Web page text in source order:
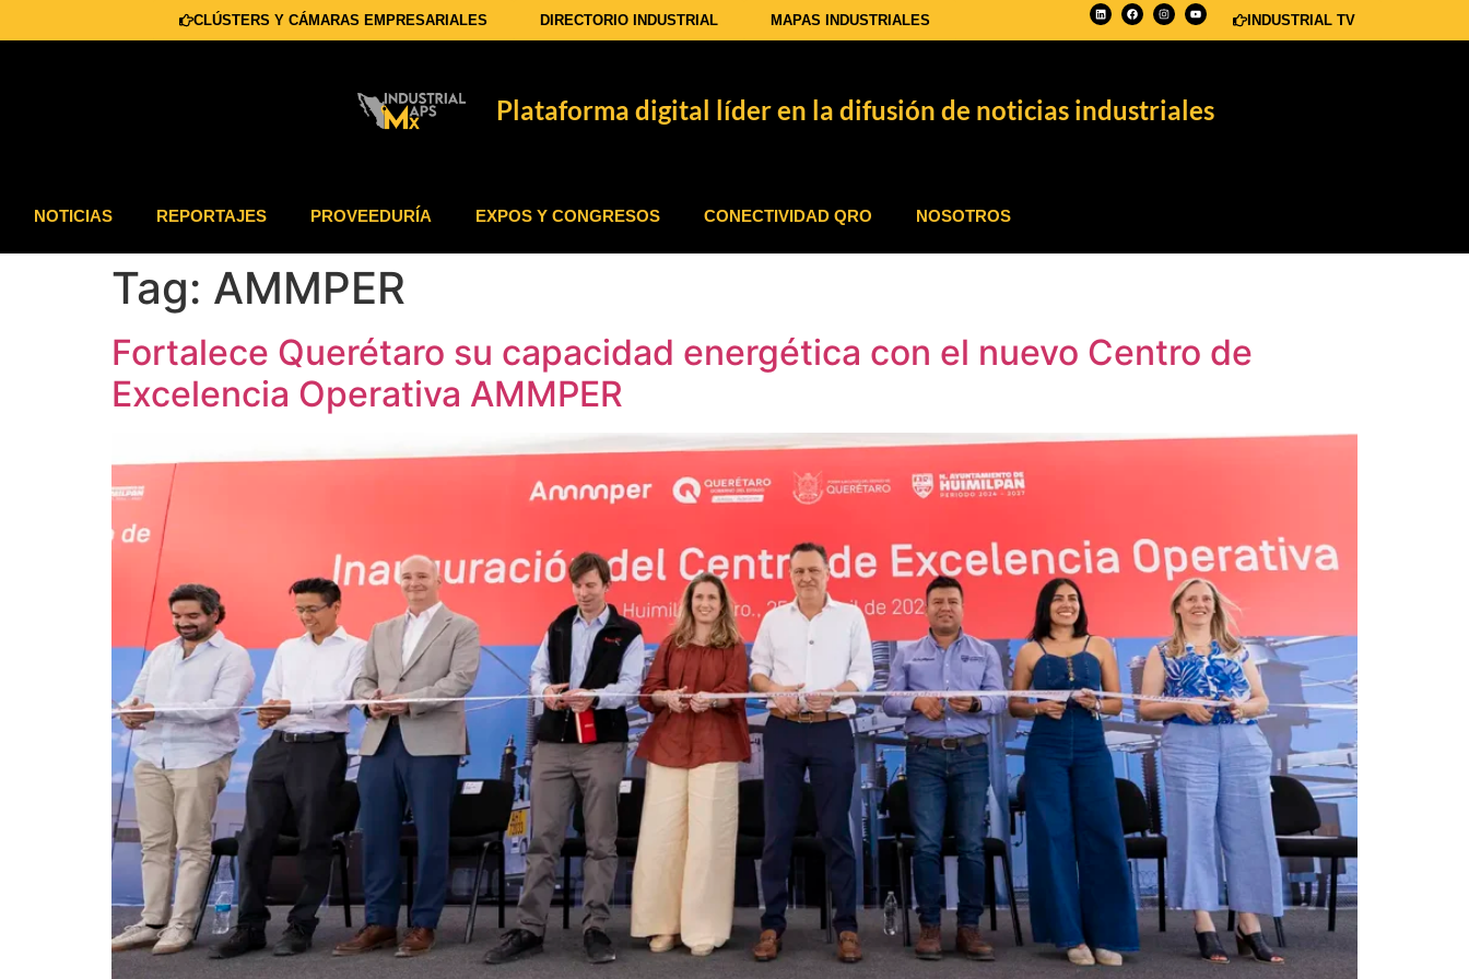
CLÚSTERS Y CÁMARAS EMPRESARIALES DIRECTORIO INDUSTRIAL MAPAS INDUSTRIALES INDUSTRIAL TV
Plataforma digital líder en la difusión de noticias industriales
NOTICIAS REPORTAJES PROVEEDURÍA EXPOS Y CONGRESOS CONECTIVIDAD QRO NOSOTROS
Tag: AMMPER
Fortalece Querétaro su capacidad energética con el nuevo Centro de
Excelencia Operativa AMMPER